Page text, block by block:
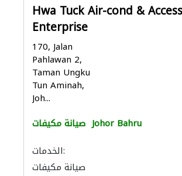
Hwa Tuck Air-cond &
Enterprise
170, Jalan
Pahlawan 2,
Taman Ungku
Tun Aminah,
Joh...
صيانة مكيفات Johor Bahru
الخدمات:
صيانة مكيفات